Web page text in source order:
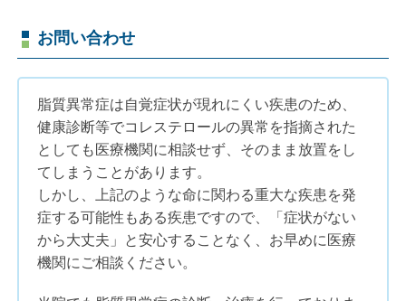
お問い合わせ
脂質異常症は自覚症状が現れにくい疾患のため、
健康診断等でコレステロールの異常を指摘された
としても医療機関に相談せず、そのまま放置をし
てしまうことがあります。
しかし、上記のような命に関わる重大な疾患を発
症する可能性もある疾患ですので、「症状がない
から大丈夫」と安心することなく、お早めに医療
機関にご相談ください。